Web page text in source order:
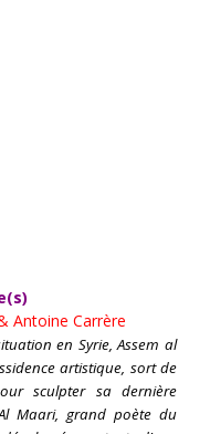
Antoine Carrère
en Syrie, Assem al
artistique, sort de
sculpter sa dernière
Maari, grand poète du